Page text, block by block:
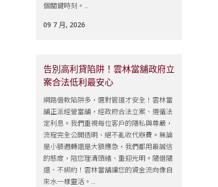
個關鍵時刻。...
09 7 月, 2026
告別高利貸陷阱！雲林當舖政府立
案合法低利最安心
網路借款陷阱多，選對管道才安全！雲林當
舖正派經營當舖，經政府合法立案、遵循法
定利息。我們重視每位客戶的隱私與尊嚴，
流程完全公開透明、絕不亂收代辦費。無論
是小額週轉還是大額應急，我們都用最誠信
的態度，陪您理清頭緒、重迎光明。隨借隨
還、不綁約！雲林當舖讓您的資金流向像自
來水一樣靈活。...